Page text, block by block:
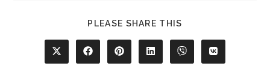
PLEASE SHARE THIS